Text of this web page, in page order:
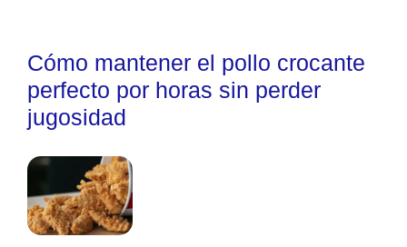
Cómo mantener el pollo crocante
perfecto por horas sin perder
jugosidad